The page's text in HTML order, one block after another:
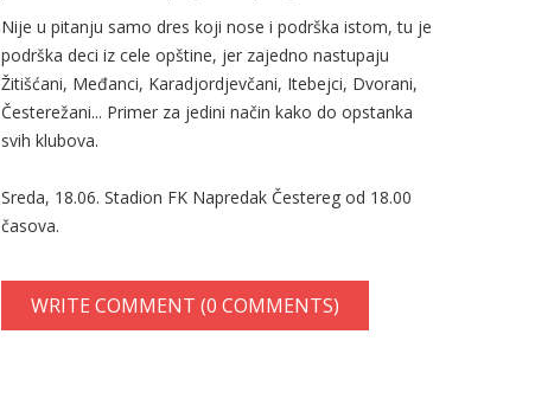
Nije u pitanju samo dres koji nose i podrška istom, tu je
podrška deci iz cele opštine, jer zajedno nastupaju
Žitišćani, Međanci, Karadjordjevčani, Itebejci, Dvorani,
Česterežani... Primer za jedini način kako do opstanka
svih klubova.
Sreda, 18.06. Stadion FK Napredak Čestereg od 18.00
časova.
WRITE COMMENT (0 COMMENTS)